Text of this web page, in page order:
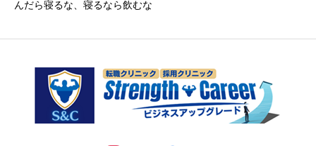
んだら寝るな、寝るなら飲むな